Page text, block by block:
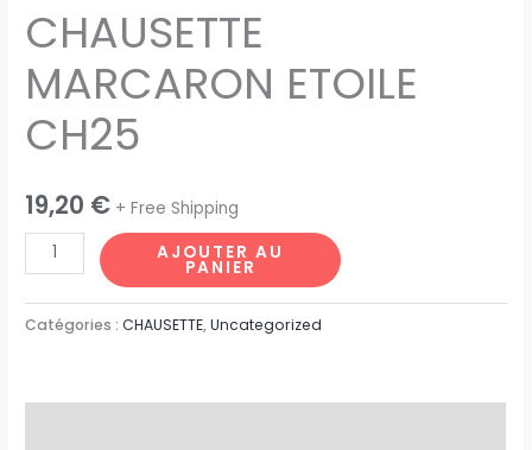
CHAUSETTE
MARCARON ETOILE
CH25
19,20 € + Free Shipping
CHAUSETTE
MARCARON
ETOILE
CH25
AJOUTER AU
PANIER
Catégories :CHAUSETTE,Uncategorized